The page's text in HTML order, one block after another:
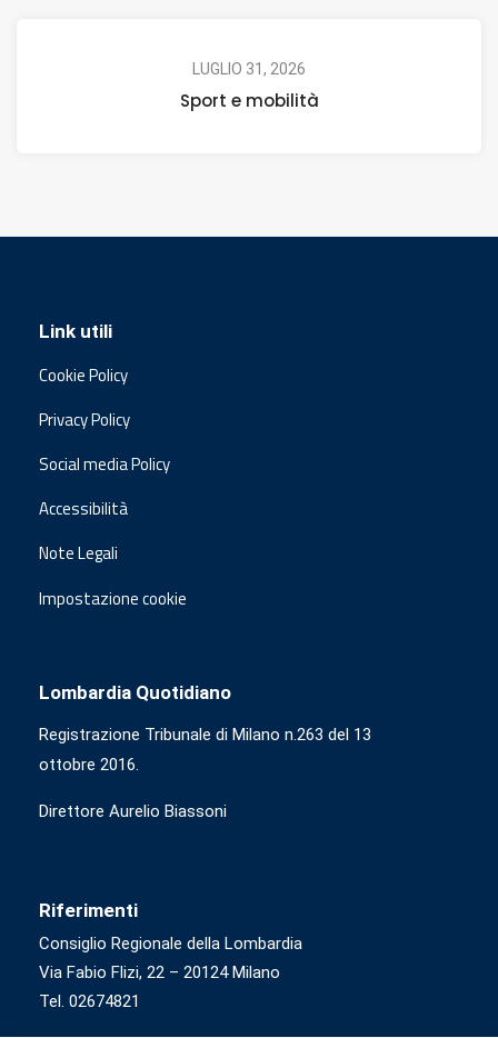
LUGLIO 31, 2026
Sport e mobilità
Link utili
Cookie Policy
Privacy Policy
Social media Policy
Accessibilità
Note Legali
Impostazione cookie
Lombardia Quotidiano
Registrazione Tribunale di Milano n.263 del 13
ottobre 2016.
Direttore Aurelio Biassoni
Riferimenti
Consiglio Regionale della Lombardia
Via Fabio Flizi, 22 – 20124 Milano
Tel. 02674821